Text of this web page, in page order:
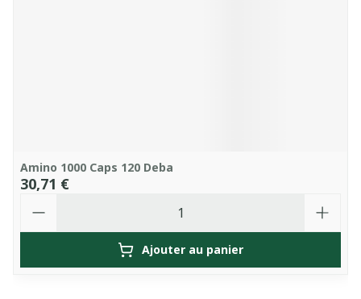
Amino 1000 Caps 120 Deba
30,71 €
Ajouter au panier